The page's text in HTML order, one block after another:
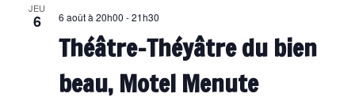
JEU
6
Théâtre-Théyâtre du bien
beau, Motel Menute
6 août à 20h00 -21h30